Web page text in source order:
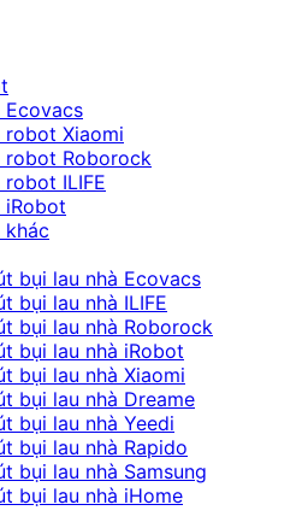
Ecovacs
robot Xiaomi
robot Roborock
robot ILIFE
iRobot
khác
bụi lau nhà Ecovacs
bụi lau nhà ILIFE
bụi lau nhà Roborock
bụi lau nhà iRobot
bụi lau nhà Xiaomi
bụi lau nhà Dreame
bụi lau nhà Yeedi
bụi lau nhà Rapido
bụi lau nhà Samsung
bụi lau nhà iHome